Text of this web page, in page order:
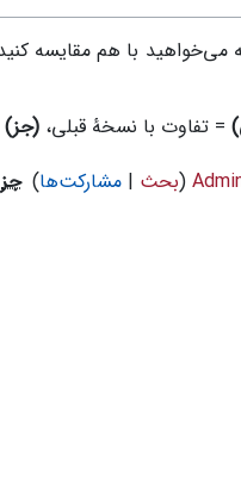
= تفاوت با نسخهٔ قبلی، (جز)
بحث مشارکت‌ها جز